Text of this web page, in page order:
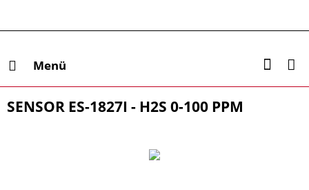
Menü
SENSOR ES-1827I - H2S 0-100 PPM